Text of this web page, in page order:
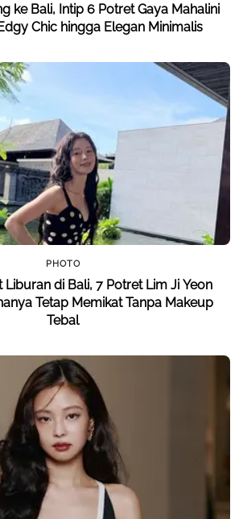
6 Potret Gaya Mahalini
Chic hingga Elegan Minimalis
PHOTO
Liburan di Bali, 7 Potret Lim Ji Yeon
Tetap Memikat Tanpa Makeup
Tebal